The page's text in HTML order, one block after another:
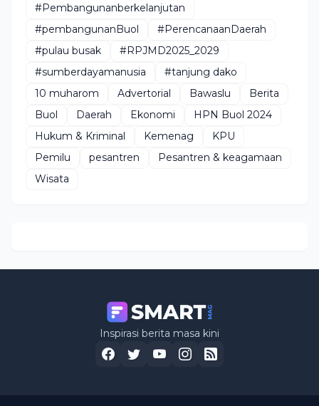
#Pembangunanberkelanjutan
#pembangunanBuol
#PerencanaanDaerah
#pulau busak
#RPJMD2025_2029
#sumberdayamanusia
#tanjung dako
10 muharom
Advertorial Bawaslu
Berita
Buol
Daerah Ekonomi
HPN Buol 2024
Hukum & Kriminal
Kemenag
KPU
Pemilu
pesantren
Pesantren & keagamaan
Wisata
Inspirasi berita masa kini